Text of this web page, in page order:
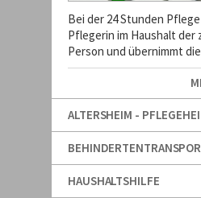
Bei der 24 Stunden
Pflegerin im Haushalt der
Person und übernimmt die
ALTERSHEIM -
HAUSHALTSHILFE